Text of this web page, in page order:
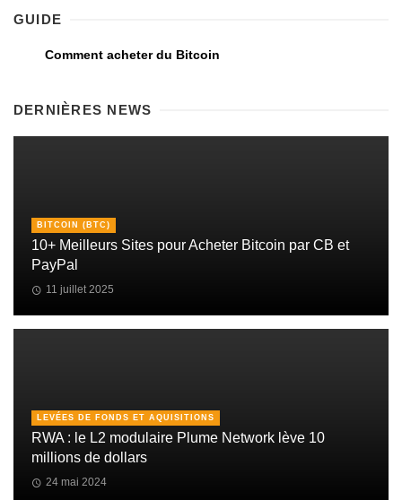
GUIDE
Comment acheter du Bitcoin
DERNIÈRES NEWS
BITCOIN (BTC)
10+ Meilleurs Sites pour Acheter Bitcoin par CB et
PayPal
11 juillet 2025
LEVÉES DE FONDS ET AQUISITIONS
RWA : le L2 modulaire Plume Network lève 10
millions de dollars
24 mai 2024